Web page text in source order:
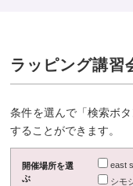
ラッピング講習
条件を選んで「検索ボ
することができます。
開催場所を選
ぶ
east
シモ